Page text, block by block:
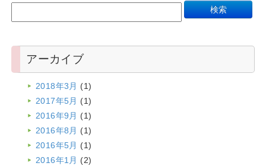
アーカイブ
2018年3月 (1)
2017年5月 (1)
2016年9月 (1)
2016年8月 (1)
2016年5月 (1)
2016年1月 (2)